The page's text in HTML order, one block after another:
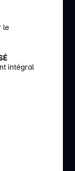
le
intégral